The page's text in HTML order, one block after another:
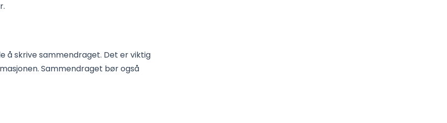
å skrive sammendraget. Det er viktig
Sammendraget bør også